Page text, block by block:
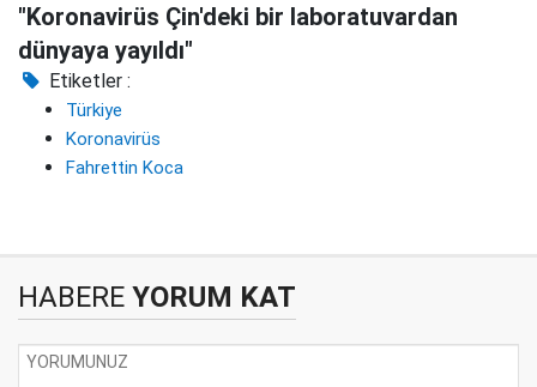
"Koronavirüs Çin'deki bir laboratuvardan
dünyaya yayıldı"
Etiketler :
Türkiye
Koronavirüs
Fahrettin Koca
HABERE YORUM KAT